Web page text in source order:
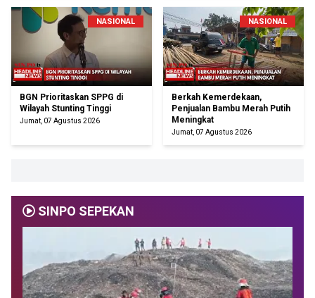
NASIONAL
BGN Prioritaskan SPPG di
Wilayah Stunting Tinggi
Jumat, 07 Agustus 2026
NASIONAL
Berkah Kemerdekaan,
Penjualan Bambu Merah Putih
Meningkat
Jumat, 07 Agustus 2026
SINPO SEPEKAN